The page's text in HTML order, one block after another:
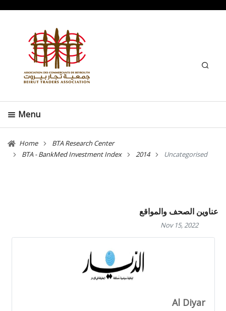
Search
Menu
Home
BTA Research Center
BTA - BankMed Investment Index
2014 Uncategorised
عناوين الصحف والمواقع
Nov 15, 2022
Al Diyar